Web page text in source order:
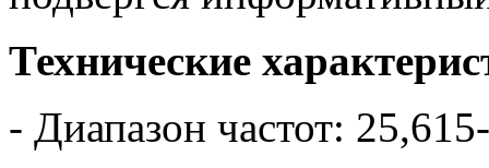
Технические
- Диапазон частот: